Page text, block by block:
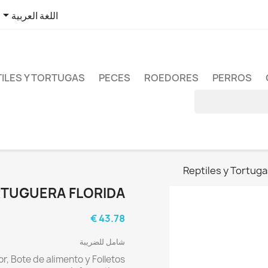
اللغة العربية
PERROS
ROEDORES
PECES
Y TORTUGAS
Reptiles y
FLORIDA
43.78 €
شامل للضريبة
Bote de alimento y Folletos